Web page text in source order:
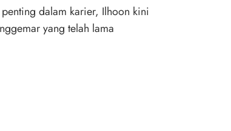
dalam karier, Ilhoon kini
yang telah lama